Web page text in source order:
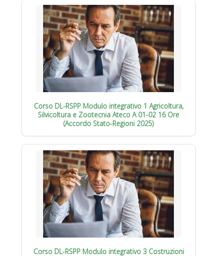
Corso DL-RSPP Modulo integrativo 1 Agricoltura,
Silvicoltura e Zootecnia Ateco A 01-02 16 Ore
(Accordo Stato-Regioni 2025)
Corso DL-RSPP Modulo integrativo 3 Costruzioni